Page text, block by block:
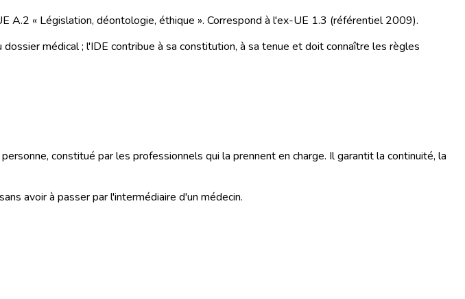
« Législation, déontologie, éthique ». Correspond à l'ex-UE 1.3 (référentiel 2009).
médical ; l'IDE contribue à sa constitution, à sa tenue et doit connaître les règles
constitué par les professionnels qui la prennent en charge. Il garantit la continuité, la
avoir à passer par l'intermédiaire d'un médecin.